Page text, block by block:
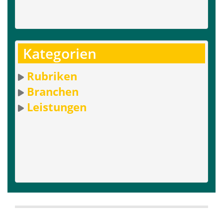
Kategorien
Rubriken
Branchen
Leistungen